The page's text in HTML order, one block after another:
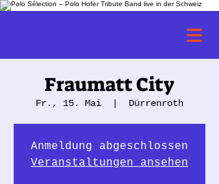
Fraumatt City
Fr., 15. Mai Dürrenroth
Anmeldung abgeschlossen
Veranstaltungen ansehen